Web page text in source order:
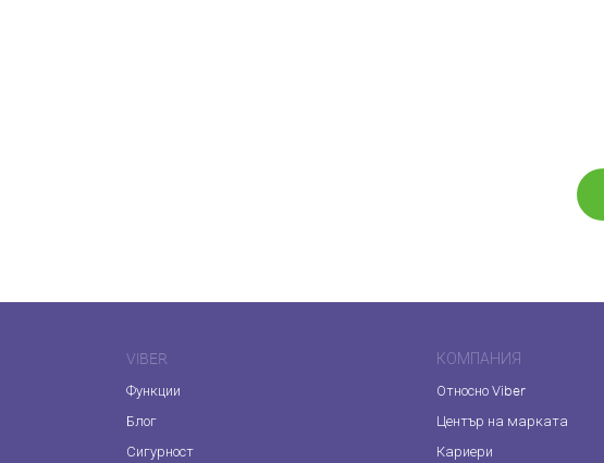
VIBER
Функции
Блог
Сигурност
КОМПАНИЯ
Относно Viber
Център на марката
Кариери